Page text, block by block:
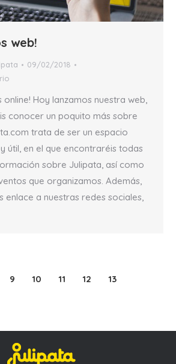
web!
09/02/2018
online! Hoy lanzamos nuestra web,
conocer un poquito más sobre
trata de ser un espacio
útil, en el que encontraréis todas
sobre Julipata, así como
que organizamos. Además,
enlace a nuestras redes sociales,
9 10 11 12 13